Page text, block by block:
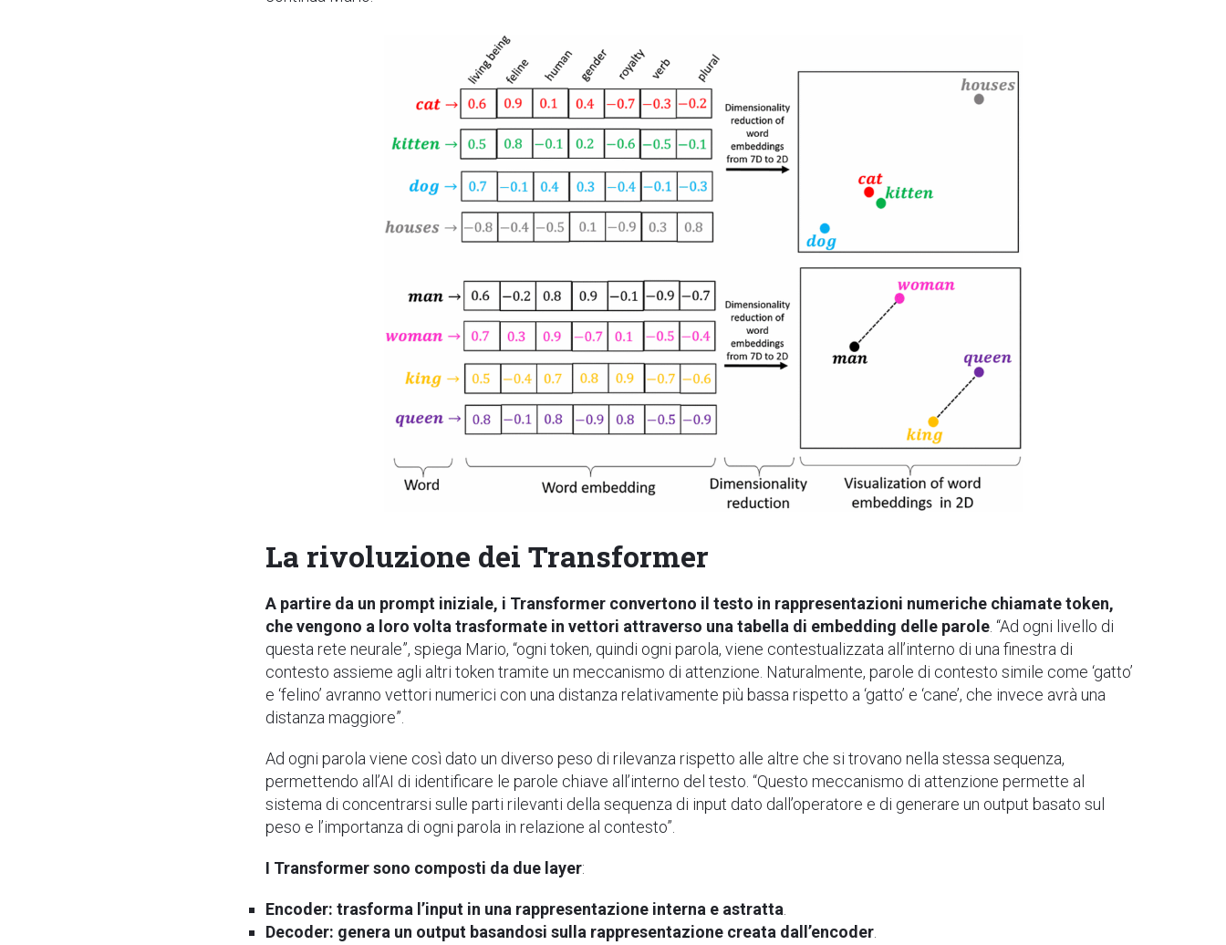
La rivoluzione dei Transformer
A partire da un prompt iniziale, i Transformer convertono il testo in rappresentazioni numeriche chiamate token,
che vengono a loro volta trasformate in vettori attraverso una tabella di embedding delle parole . “Ad ogni livello di
questa rete neurale”, spiega Mario, “ogni token, quindi ogni parola, viene contestualizzata all’interno di una finestra di
contesto assieme agli altri token tramite un meccanismo di attenzione. Naturalmente, parole di contesto simile come ‘gatto’
e ‘felino’ avranno vettori numerici con una distanza relativamente più bassa rispetto a ‘gatto’ e ‘cane’, che invece avrà una
distanza maggiore”.
Ad ogni parola viene così dato un diverso peso di rilevanza rispetto alle altre che si trovano nella stessa sequenza,
permettendo all’AI di identificare le parole chiave all’interno del testo. “Questo meccanismo di attenzione permette al
sistema di concentrarsi sulle parti rilevanti della sequenza di input dato dall’operatore e di generare un output basato sul
peso e l’importanza di ogni parola in relazione al contesto”.
I Transformer sono composti da due layer:
Encoder: trasforma l’input in una rappresentazione interna e astratta
Decoder: genera un output basandosi sulla rappresentazione creata dall’encoder